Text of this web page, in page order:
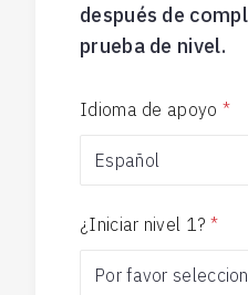
después de
prueba de nivel.
Idioma de apoyo *
¿Iniciar nivel 1? *